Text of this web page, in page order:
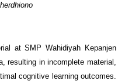
at SMP Wahidiyah Kepanjen
resulting in incomplete material,
cognitive learning outcomes.